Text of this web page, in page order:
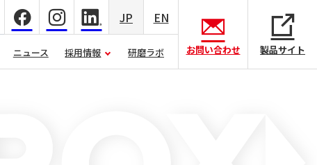
お問い合わせ 製品サイト
ニュース 採用情報 研磨ラボ
JP EN